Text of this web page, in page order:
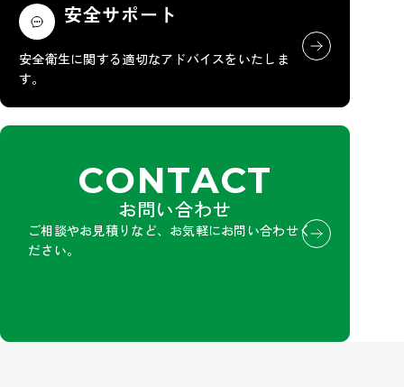
安全サポート
安全衛生に関する適切なアドバイスをいたしま
す。
CONTACT
お問い合わせ
ご相談やお見積りなど、お気軽にお問い合わせく
ださい。